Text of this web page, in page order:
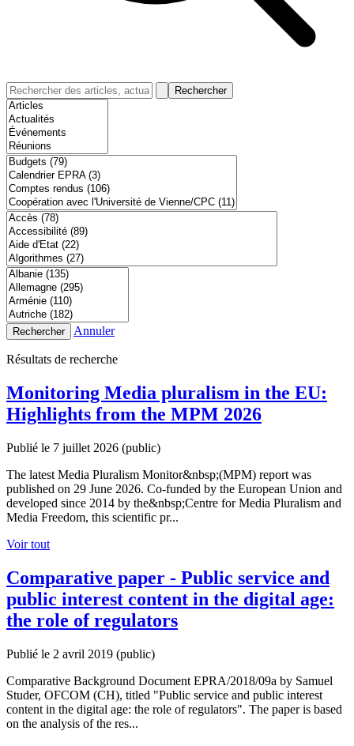
Rechercher
Rechercher Annuler
Résultats de recherche
Monitoring Media pluralism in the EU:
Highlights from the MPM 2026
Publié le 7 juillet 2026 (public)
The latest Media Pluralism Monitor&nbsp;(MPM) report was
published on 29 June 2026. Co-funded by the European Union and
developed since 2014 by the&nbsp;Centre for Media Pluralism and
Media Freedom, this scientific pr...
Voir tout
Comparative paper - Public service and
public interest content in the digital age:
the role of regulators
Publié le 2 avril 2019 (public)
Comparative Background Document EPRA/2018/09a by Samuel
Studer, OFCOM (CH), titled "Public service and public interest
content in the digital age: the role of regulators". The paper is based
on the analysis of the res...